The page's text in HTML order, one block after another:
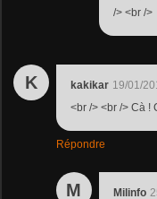
/> <br />
K kakikar 19/01/
<br /> <br /> Cà !
Répondre
M Milinfo